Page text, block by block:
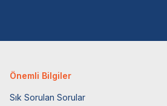
Önemli Bilgiler
Sık Sorulan Sorular